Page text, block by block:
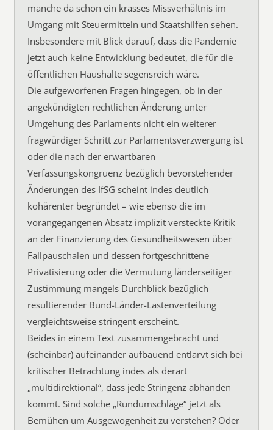
manche da schon ein krasses Missverhältnis im
Umgang mit Steuermitteln und Staatshilfen sehen.
Insbesondere mit Blick darauf, dass die Pandemie
jetzt auch keine Entwicklung bedeutet, die für die
öffentlichen Haushalte segensreich wäre.
Die aufgeworfenen Fragen hingegen, ob in der
angekündigten rechtlichen Änderung unter
Umgehung des Parlaments nicht ein weiterer
fragwürdiger Schritt zur Parlamentsverzwergung ist
oder die nach der erwartbaren
Verfassungskongruenz bezüglich bevorstehender
Änderungen des IfSG scheint indes deutlich
kohärenter begründet – wie ebenso die im
vorangegangenen Absatz implizit versteckte Kritik
an der Finanzierung des Gesundheitswesen über
Fallpauschalen und dessen fortgeschrittene
Privatisierung oder die Vermutung länderseitiger
Zustimmung mangels Durchblick bezüglich
resultierender Bund-Länder-Lastenverteilung
vergleichtsweise stringent erscheint.
Beides in einem Text zusammengebracht und
(scheinbar) aufeinander aufbauend entlarvt sich bei
kritischer Betrachtung indes als derart
„multidirektional“, dass jede Stringenz abhanden
kommt. Sind solche „Rundumschläge“ jetzt als
Bemühen um Ausgewogenheit zu verstehen? Oder